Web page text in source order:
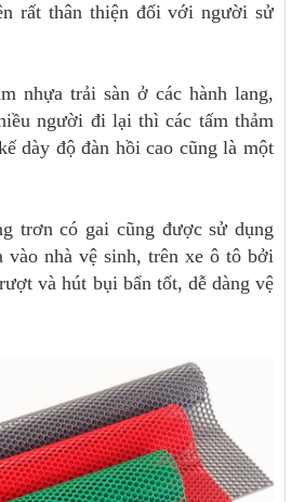
rất thân thiện đối với người sử
trải sàn ở các hành lang,
người đi lại thì các tấm thảm
dày độ đàn hồi cao cũng là một
có gai cũng được sử dụng
vào nhà vệ sinh, trên xe ô tô bởi
và hút bụi bẩn tốt, dễ dàng vệ